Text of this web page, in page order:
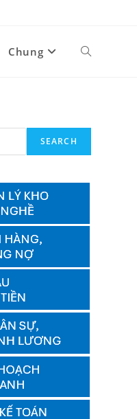
Chung Toggle
search
SEARCH